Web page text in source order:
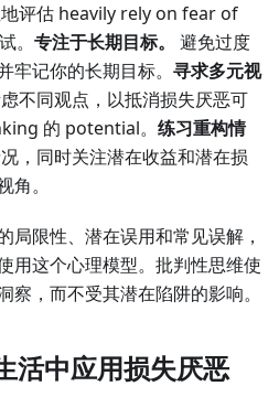
评估 heavily rely on fear of
。 专注于长期目标。
避免过度
牢记你的长期目标。 寻求多元视
不同观点，以抵消损失厌恶可
的 potential。 练习重构情
，同时关注潜在收益和潜在损
。
局限性、潜在误用和常见误解，
用这个心理模型。批判性思维使
，而不受其潜在陷阱的影响。
活中应用损失厌恶